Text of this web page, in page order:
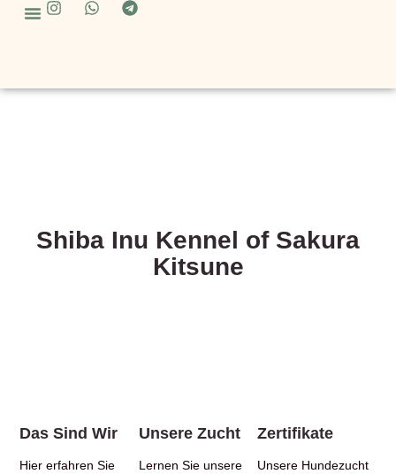
Shiba Inu Kennel of Sakura
Kitsune
Das Sind Wir
Hier erfahren Sie
Unsere Zucht
Lernen Sie unsere
Zertifikate
Unsere Hundezucht